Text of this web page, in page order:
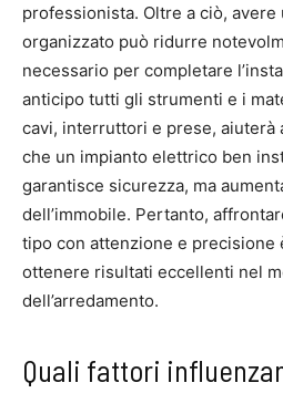
professionista. Oltre a ciò, avere
organizzato può ridurre
necessario per completare
anticipo tutti gli strumenti e i
cavi, interruttori e prese, aiuterà
che un impianto elettrico ben
garantisce sicurezza, ma
dell’immobile. Pertanto,
tipo con attenzione e precisione
ottenere risultati eccellenti nel
dell’arredamento.
Quali fattori